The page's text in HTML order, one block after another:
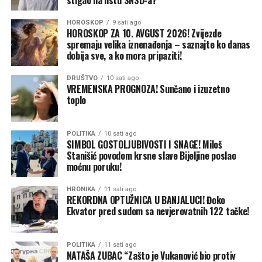
decenija.Američki savezni zvaničnici saopštili su u
četvrtak da neće ispuštati hladnu vodu iz jezera Pauel
preko brane Glen Kanjon na severu Arizone, kako bi
zaštitili ugroženu autohtonu vrstu ribe, grbavog klena
(humpback chub), čije se stanište nalazi između dva
rezervoara.
Vlasti su ranije predstavile i kratkoročni predlog za
sprečavanje produbljivanja krize, nakon što Kalifornija,
Kolorado, Arizona, Nevada, Novi Meksiko, Vajoming i
Juta nisu uspeli da postignu dogovor o dugoročnom
Predlog predviđa da države donjeg sliva — Arizona,
Kalifornija i Nevada — smanje potrošnju vode, uz
mogućnost dodatnih ograničenja tokom sušnijih perioda.
HOROSKOP 9 sati ago
HOROSKOP ZA 10. AVGUST 2026! Zvijezde
spremaju velika iznenađenja – saznajte ko danas
dobija sve, a ko mora pripaziti!
DRUŠTVO 10 sati ago
VREMENSKA PROGNOZA! Sunčano i izuzetno
toplo
POLITIKA 10 sati ago
SIMBOL GOSTOLJUBIVOSTI I SNAGE! Miloš
Stanišić povodom krsne slave Bijeljine poslao
moćnu poruku!
HRONIKA 11 sati ago
REKORDNA OPTUŽNICA U BANJALUCI! Đoko
Ekvator pred sudom sa nevjerovatnih 122 tačke!
POLITIKA 11 sati ago
NATAŠA ZUBAC “Zašto je Vukanović bio protiv